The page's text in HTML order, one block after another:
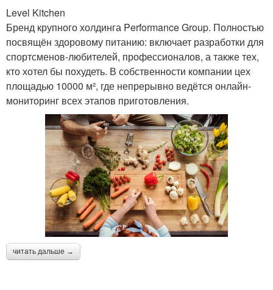
Level Kitchen
Бренд крупного холдинга Performance Group. Полностью
посвящён здоровому питанию: включает разработки для
спортсменов-любителей, профессионалов, а также тех,
кто хотел бы похудеть. В собственности компании цех
площадью 10000 м², где непрерывно ведётся онлайн-
мониторинг всех этапов приготовления.
читать дальше →